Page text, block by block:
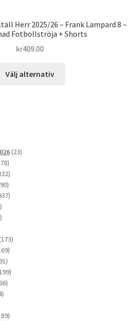
Herr 2025/26 – Frank Lampard 8 –
Fotbollströja + Shorts
kr409.00
Välj alternativ
2323
578
produkter
4832
produkter
9990
produkter
1937
80
173173
169
291
produkter
199
166
144
189